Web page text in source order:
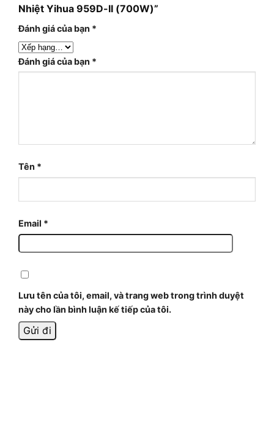
Nhiệt Yihua 959D-II (700W)”
Đánh giá của bạn *
Đánh giá của bạn *
Tên *
Email *
Lưu tên của tôi, email, và trang web trong trình duyệt
này cho lần bình luận kế tiếp của tôi.